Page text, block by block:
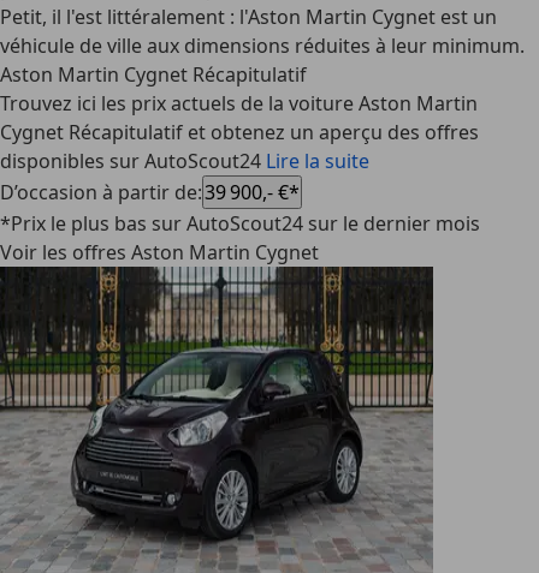
Petit, il l'est littéralement : l'Aston Martin Cygnet est un
véhicule de ville aux dimensions réduites à leur minimum.
Aston Martin Cygnet Récapitulatif
Trouvez ici les prix actuels de la voiture Aston Martin
Cygnet Récapitulatif et obtenez un aperçu des offres
disponibles sur AutoScout24 Lire la suite
D’occasion à partir de:39 900,- €*
*Prix le plus bas sur AutoScout24 sur le dernier mois
Voir les offres Aston Martin Cygnet